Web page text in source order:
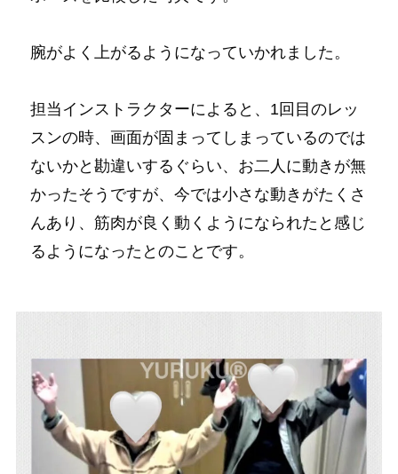
腕がよく上がるようになっていかれました。
担当インストラクターによると、1回目のレッ
スンの時、画面が固まってしまっているのでは
ないかと勘違いするぐらい、お二人に動きが無
かったそうですが、今では小さな動きがたくさ
んあり、筋肉が良く動くようになられたと感じ
るようになったとのことです。